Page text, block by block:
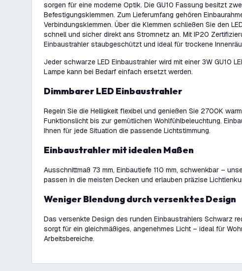
sorgen für eine moderne Optik. Die GU10 Fassung besitzt
Befestigungsklemmen. Zum Lieferumfang gehören
Verbindungsklemmen. Über die Klemmen schließen Sie den
schnell und sicher direkt ans Stromnetz an. Mit IP20
Einbaustrahler staubgeschützt und ideal für trockene
Jeder schwarze LED Einbaustrahler wird mit einer 3W GU10
Lampe kann bei Bedarf einfach ersetzt werden.
Dimmbarer LED Einbaustrahler
Regeln Sie die Helligkeit flexibel und genießen Sie 2700K
Funktionslicht bis zur gemütlichen Wohlfühlbeleuchtung.
Ihnen für jede Situation die passende Lichtstimmung.
Einbaustrahler mit idealen Maßen
Ausschnittmaß 73 mm, Einbautiefe 110 mm, schwenkbar –
passen in die meisten Decken und erlauben präzise
Weniger Blendung durch versenktes Design
Das versenkte Design des runden Einbaustrahlers Schwarz
sorgt für ein gleichmäßiges, angenehmes Licht – ideal für
Arbeitsbereiche.